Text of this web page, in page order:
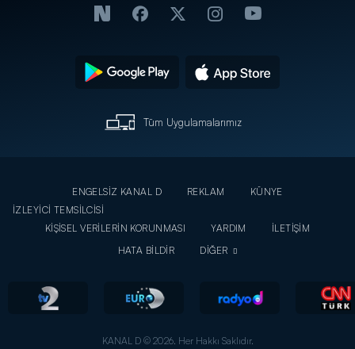
Tüm Uygulamalarımız
ENGELSİZ KANAL D REKLAM
KÜNYE
İZLEYİCİ TEMSİLCİSİ
KİŞİSEL VERİLERİN KORUNMASI
YARDIM
İLETİŞİM
HATA BİLDİR
DİĞER
KANAL D © 2026. Her Hakkı Saklıdır.